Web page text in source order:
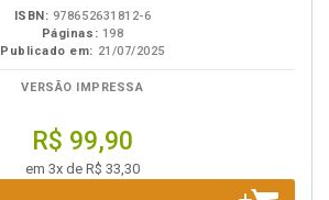
ISBN: 978652631812-6
Páginas: 198
Publicado em: 21/07/2025
VERSÃO IMPRESSA
R$ 99,90
em 3x de R$ 33,30